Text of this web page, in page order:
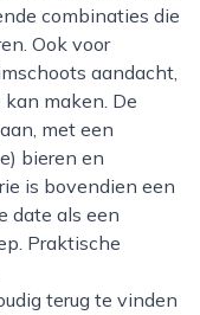
combinaties die
Ook voor
aandacht,
maken. De
met een
bieren en
is bovendien een
date als een
Praktische
terug te vinden